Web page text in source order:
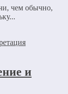
чем обычно,
и